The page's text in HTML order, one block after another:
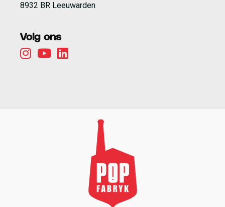
8932 BR Leeuwarden
Volg ons